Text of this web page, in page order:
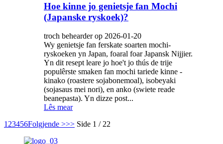
Hoe kinne jo genietsje fan Mochi
(Japanske ryskoek)?
troch behearder op 2026-01-20
Wy genietsje fan ferskate soarten mochi-
ryskoeken yn Japan, foaral foar Japansk Nijjier.
Yn dit resept leare jo hoe't jo thús de trije
populêrste smaken fan mochi tariede kinne -
kinako (roastere sojabonemoal), isobeyaki
(sojasaus mei nori), en anko (swiete reade
beanepasta). Yn dizze post...
Lês mear
1 23456Folgjende >>> Side 1 / 22